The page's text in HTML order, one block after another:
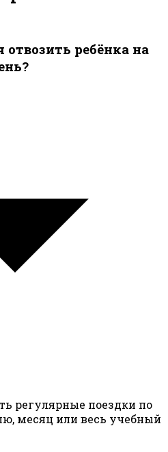
ребёнка на
регулярные поездки по
месяц или весь учебный